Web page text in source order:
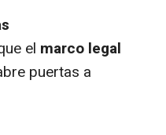
el marco legal
puertas a